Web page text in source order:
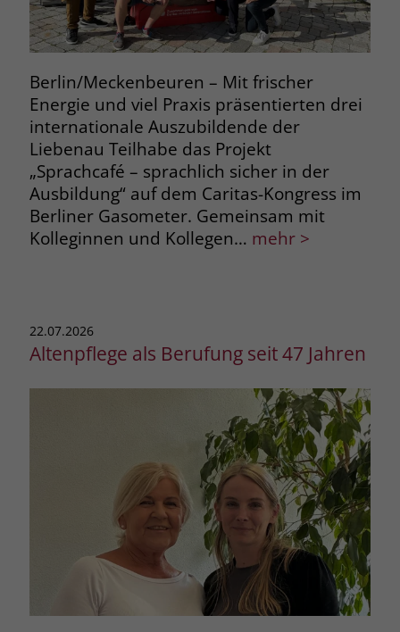
Berlin/Meckenbeuren – Mit frischer
Energie und viel Praxis präsentierten drei
internationale Auszubildende der
Liebenau Teilhabe das Projekt
„Sprachcafé – sprachlich sicher in der
Ausbildung“ auf dem Caritas-Kongress im
Berliner Gasometer. Gemeinsam mit
Kolleginnen und Kollegen… mehr >
22.07.2026
Altenpflege als Berufung seit 47 Jahren